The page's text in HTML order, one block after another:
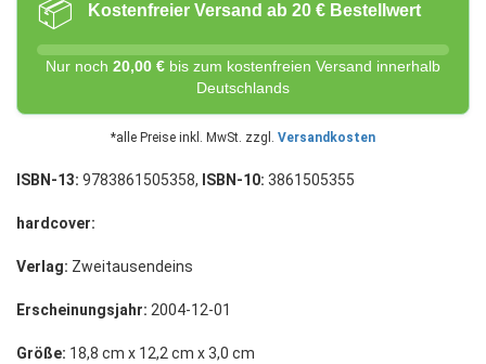
📦 Kostenfreier Versand ab 20 € Bestellwert
Nur noch 20,00 € bis zum kostenfreien Versand innerhalb
Deutschlands
*alle Preise inkl. MwSt. zzgl. Versandkosten
ISBN-13: 9783861505358, ISBN-10: 3861505355
hardcover:
Verlag: Zweitausendeins
Erscheinungsjahr: 2004-12-01
Größe: 18,8 cm x 12,2 cm x 3,0 cm